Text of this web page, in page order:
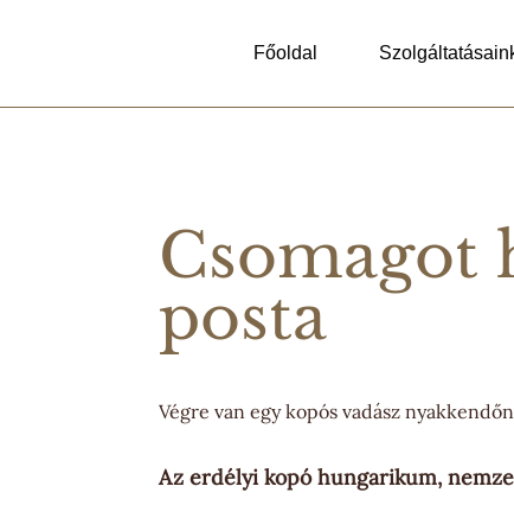
Főoldal
Csomagot
posta
Végre van egy kopós vadász
Az erdélyi kopó hungarikum,